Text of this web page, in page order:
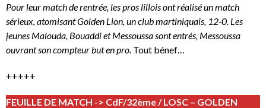
Pour leur match de rentrée, les pros lillois ont réalisé un match
sérieux, atomisant Golden Lion, un club martiniquais, 12-0. Les
jeunes Malouda, Bouaddi et Messoussa sont entrés, Messoussa
ouvrant son compteur but en pro. Tout bénef…
+++++
FEUILLE DE MATCH -> CdF/32ème / LOSC – GOLDEN